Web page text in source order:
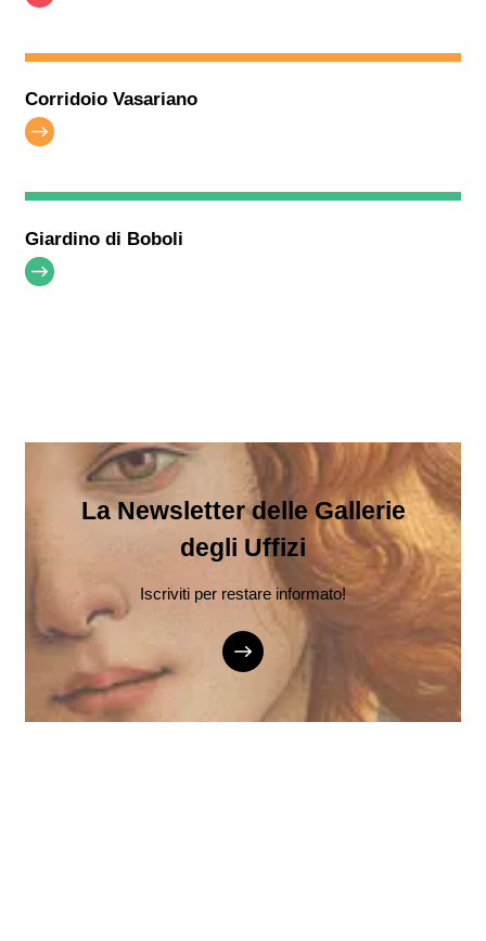
Corridoio Vasariano
Giardino di Boboli
La Newsletter delle Gallerie
degli Uffizi
Iscriviti per restare informato!